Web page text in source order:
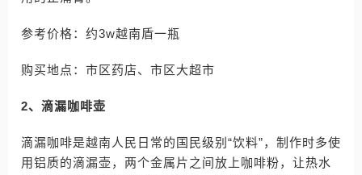
参考价格：约3w越南盾一瓶
购买地点：市区药店、市区大超市
2、滴漏咖啡壶
滴漏咖啡是越南人民日常的国民级别“饮料”，制作时多使
用铝质的滴漏壶，两个金属片之间放上咖啡粉，让热水